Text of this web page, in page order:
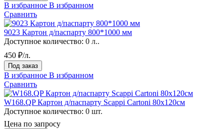
В избранное В избранном
Сравнить
9023 Картон д/паспарту 800*1000 мм
Доступное количество: 0 л..
450 ₽/л.
Под заказ
В избранное В избранном
Сравнить
W168.QP Картон д/паспарту Scappi Cartoni 80х120см
Доступное количество: 0 шт.
Цена по запросу